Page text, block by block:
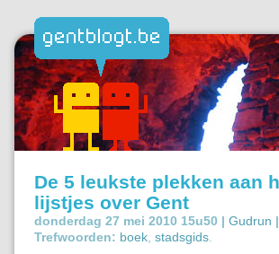
De 5 leukste plekken aan
lijstjes over Gent
donderdag 27 mei 2010 15u50 | Gudrun |
Trefwoorden: boek stadsgids